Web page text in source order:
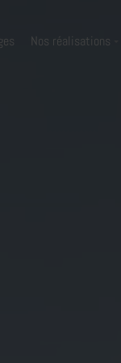
Nos réalisations